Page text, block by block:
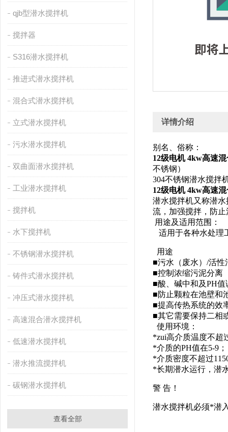
qjb型潜水搅拌机
搅拌器
S316潜水搅拌机
推进式潜水搅拌机
混合式潜水搅拌机
立式潜水搅拌机
污水潜水搅拌机
双曲面潜水搅拌机
工业潜水搅拌机
搅拌机
水下搅拌机
不锈钢潜水搅拌机
铸件式潜水搅拌机
冲压式潜水搅拌机
高速混合潜水搅拌机
低速潜水搅拌机
潜水推流搅拌机
碳钢潜水搅拌机
查看全部
详情介绍
别名、俗称：
12级电机 4kw高速
不锈钢）
304不锈钢潜水搅拌
12级电机 4kw高速
潜水搅拌机又称潜
流，加强搅拌，防
用途及适用范围：
适用于各种水处理
用途
■污水（废水）/活性
■控制浓缩污泥分离
■酸、碱中和及PH值
■防止颗粒在池壁和
■提高传热系统的效
■其它需要保持二相
使用环境：
*zui高介质温度不超
*介质的PH值在5-9；
*介质密度不超过
*长期潜水运行，潜
警 告！
潜水搅拌机必须*潜